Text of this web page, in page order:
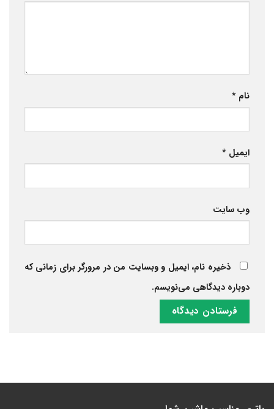
نام *
ایمیل *
وب‌ سایت
ذخیره نام، ایمیل و وبسایت من در مرورگر برای زمانی که
دوباره دیدگاهی می‌نویسم.